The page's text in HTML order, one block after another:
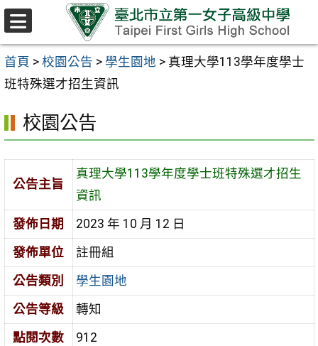
跳至主要內容區
首頁 > 校園公告 > 學生園地 > 真理大學113學年度學士
班特殊選才招生資訊
校園公告
公告主旨
真理大學113學年度學士班特殊選才招生
資訊
發佈日期
2023 年 10 月 12 日
發佈單位
註冊組
公告類別
學生園地
公告等級
轉知
點閱次數
912
選
單